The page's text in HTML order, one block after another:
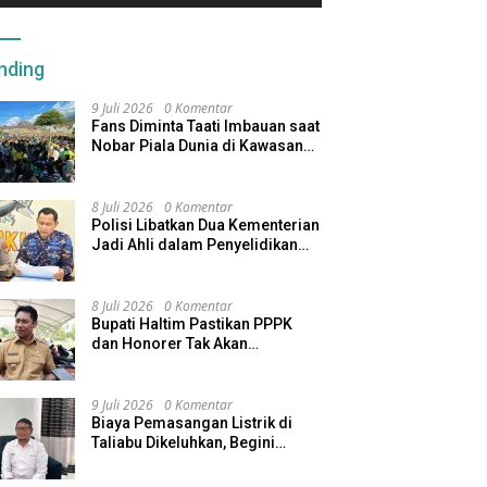
9 Juli 2026 0 Komentar
Fans Diminta Taati Imbauan saat
Nobar Piala Dunia di Kawasan
8 Juli 2026 0 Komentar
Polisi Libatkan Dua Kementerian
Jadi Ahli dalam Penyelidikan
8 Juli 2026 0 Komentar
Bupati Haltim Pastikan PPPK
dan Honorer Tak Akan
9 Juli 2026 0 Komentar
Biaya Pemasangan Listrik di
Taliabu Dikeluhkan, Begini